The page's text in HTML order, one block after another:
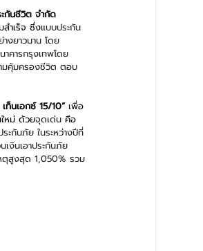
กันชีวิต จำกัด
สำเร็จ ซึ่งแบบประกัน
งยาวนาน โดย
าคารกรุงเทพโดย
ามคุ้มครองชีวิต ตอบ
ท็นเอกซ์ 15/10” เพื่อ
หม่ ด้วยจุดเด่น คือ
กันภัย ในระหว่างปีที่
งินเอาประกันภัย
ตุสูงสุด 1,050% รวม